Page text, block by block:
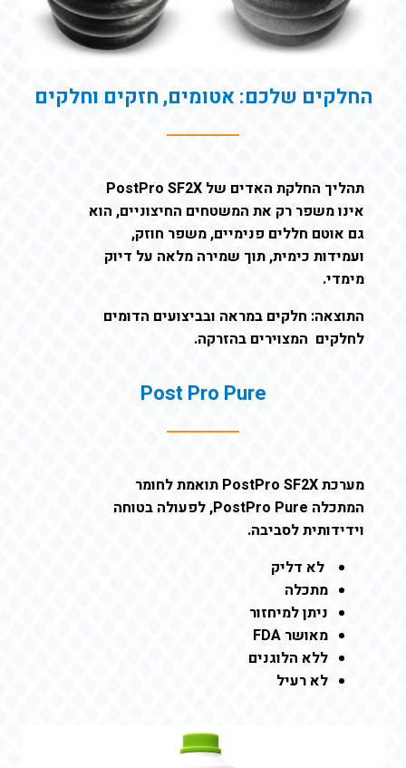
החלקים שלכם: אטומים, חזקים וחלקים
תהליך החלקת האדים של PostPro SF2X
אינו משפר רק את המשטחים החיצוניים, הוא
גם אוטם חללים פנימיים, משפר חוזק,
ועמידות כימית, תוך שמירה מלאה על דיוק
מימדי.
התוצאה: חלקים במראה ובביצועים הדומים
לחלקים המצוירים בהזרקה.
Post Pro Pure
מערכת PostPro SF2X תואמת לחומר
המתכלה PostPro Pure, לפעולה בטוחה
וידידותית לסביבה.
לא דליק
מתכלה
ניתן למיחזור
מאושר FDA
ללא הלוגנים
לא רעיל